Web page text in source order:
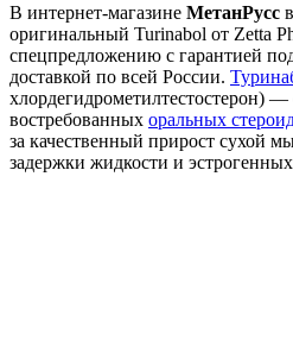
В интернет-магазине МетанРусс
оригинальный Turinabol от Zetta
спецпредложению с гарантией
доставкой по всей России.
хлордегидрометилтестостерон)
востребованных оральных
за качественный прирост сухой
задержки жидкости и